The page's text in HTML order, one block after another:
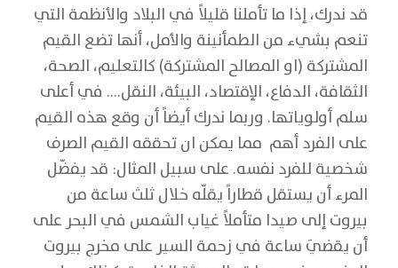
قد ندرك، إذا ما تأملنا قليلاً في البلاد والأنظمة التي
تنعم بشيء من الطمأنينة والأمل، أنها تضع القيم
المشتركة (او المصالح المشتركة) كالتعليم، الصحة،
الثقافة، الدفاع، الإقتصاد، البيئة، النقل…. في أعلى
سلم أولوياتها. وربما ندرك أيضاً أن وقع هذه القيم
على الفرد أهم مما يمكن ان تحققه القيم الصرف
شخصية للفرد نفسه. على سبيل المثال: قد يفضّل
المرء أن يستقل قطاراً يقلّه خلال ثلث ساعة من
بيروت إلى صيدا متأملاً غياب الشمس في البحر على
أن يقضيَ ساعة في زحمة السير على مخرج بيروت